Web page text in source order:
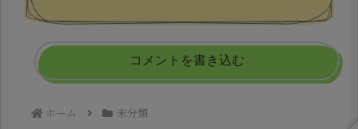
コメントを書き込む
ホーム 未分類